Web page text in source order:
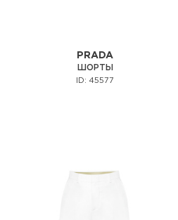
PRADA
ШОРТЫ
ID: 45577